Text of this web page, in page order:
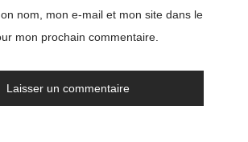
nom, mon e-mail et mon site dans le
mon prochain commentaire.